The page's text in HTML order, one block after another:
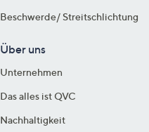
Beschwerde/ Streitschlichtung
Über uns
Unternehmen
Das alles ist QVC
Nachhaltigkeit